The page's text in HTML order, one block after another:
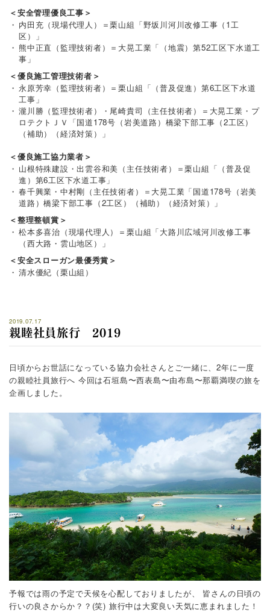
＜安全管理優良工事＞
内田充（現場代理人）＝栗山組「野坂川河川改修工事（1工
区）」
熊中正直（監理技術者）＝大晃工業「（地震）第52工区下水道工
事」
＜優良施工管理技術者＞
永原芳幸（監理技術者）＝栗山組「（普及促進）第6工区下水道
工事」
瀧川勝（監理技術者）・尾崎貴司（主任技術者）＝大晃工業・プ
ロテクトＪＶ「国道178号（岩美道路）橋梁下部工事（2工区）
（補助）（経済対策）」
＜優良施工協力業者＞
山根特殊建設・出雲谷和美（主任技術者）＝栗山組「（普及促
進）第6工区下水道工事」
春千興業・中村剛（主任技術者）＝大晃工業「国道178号（岩美
道路）橋梁下部工事（2工区）（補助）（経済対策）」
＜整理整頓賞＞
松本多喜治（現場代理人）＝栗山組「大路川広域河川改修工事
（西大路・雲山地区）」
＜安全スローガン最優秀賞＞
清水優紀（栗山組）
2019.07.17
親睦社員旅行 2019
日頃からお世話になっている協力会社さんとご一緒に、2年に一度
の親睦社員旅行へ 今回は石垣島〜西表島〜由布島〜那覇満喫の旅を
企画しました。
予報では雨の予定で天候を心配しておりましたが、
皆さんの日頃の
行いの良さからか？？(笑) 旅行中は大変良い天気に恵まれました！